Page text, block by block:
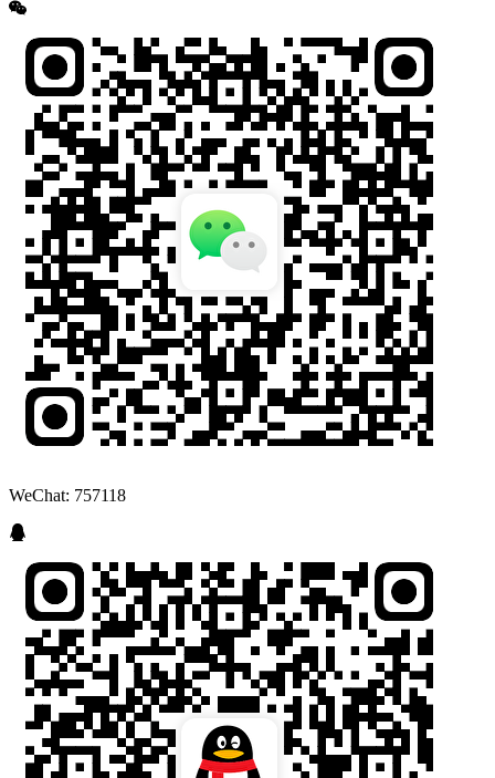
WeChat: 757118